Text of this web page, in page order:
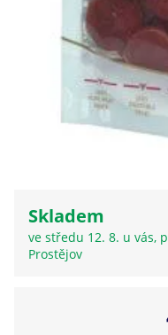
Skladem
ve středu 12. 8. u vás,
Prostějov